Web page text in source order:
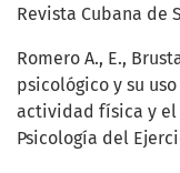
Revista Cubana de
Romero A., E.,
psicológico y su
actividad física y el
Psicología del